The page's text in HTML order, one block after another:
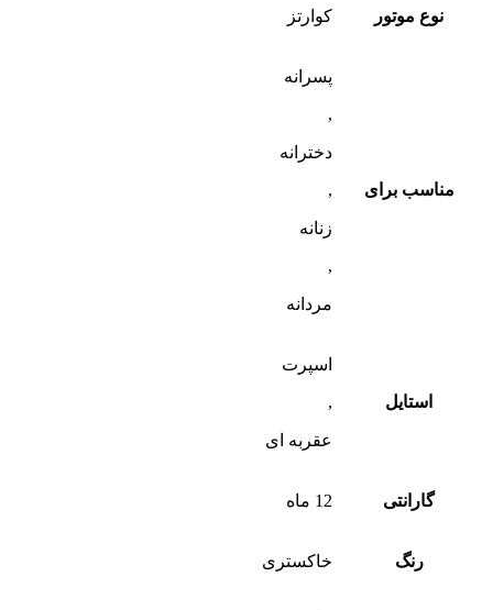
نوع موتور کوارتز
مناسب برای
پسرانه
,
دخترانه
,
زنانه
,
مردانه
استایل
اسپرت
,
عقربه ای
گارانتی 12 ماه
رنگ خاکستری